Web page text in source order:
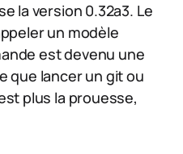
la version 0.32a3. Le
un modèle
est devenu une
que lancer un git ou
plus la prouesse,